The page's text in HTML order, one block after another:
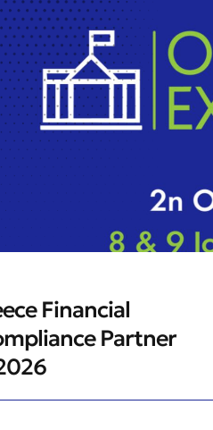
Financial
Partner